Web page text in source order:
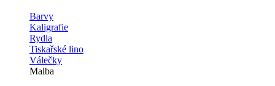
Barvy
Kaligrafie
Rydla
Tiskařské lino
Válečky
Malba